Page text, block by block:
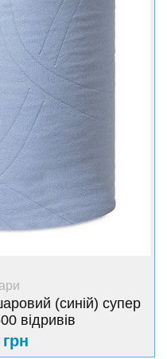
(синій) супер
відривів